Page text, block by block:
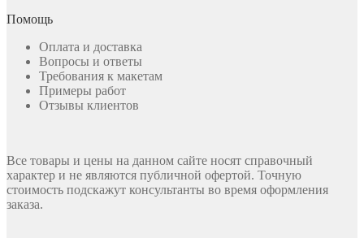
Помощь
Оплата и доставка
Вопросы и ответы
Требования к макетам
Примеры работ
Отзывы клиентов
Все товары и цены на данном сайте носят справочный
характер и не являются публичной офертой. Точную
стоимость подскажут консультанты во время оформления
заказа.